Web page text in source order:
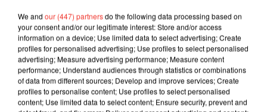
We and our (447) partnersdo the following data processing based on
your consent and/or our legitimate interest: Store and/or access
information on a device; Use limited data to select advertising; Create
profiles for personalised advertising; Use profiles to select personalised
advertising; Measure advertising performance; Measure content
performance; Understand audiences through statistics or combinations
of data from different sources; Develop and improve services; Create
profiles to personalise content; Use profiles to select personalised
content; Use limited data to select content; Ensure security, prevent and